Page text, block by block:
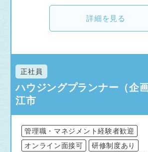
詳細を見る
正社員
ハウジングプランナー（企
江市
管理職・マネジメント経験者歓迎
オンライン面接可
研修制度あり